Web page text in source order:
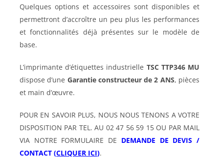
Quelques options et accessoires sont disponibles et
permettront d’accroître un peu plus les performances
et fonctionnalités déjà présentes sur le modèle de
base.
L’imprimante d’étiquettes industrielle TSC TTP346 MU
dispose d’une Garantie constructeur de 2 ANS, pièces
et main d’œuvre.
POUR EN SAVOIR PLUS, NOUS NOUS TENONS A VOTRE
DISPOSITION PAR TEL. AU 02 47 56 59 15 OU PAR MAIL
VIA NOTRE FORMULAIRE DE DEMANDE DE DEVIS /
CONTACT (CLIQUER ICI).